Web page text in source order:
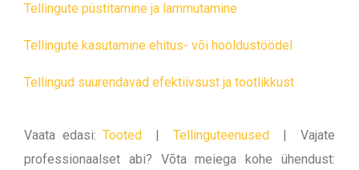
Tellingute püstitamine ja lammutamine
Tellingute kasutamine ehitus- või hooldustöödel
Tellingud suurendavad efektiivsust ja tootlikkust
Vaata edasi: Tooted | Tellinguteenused | Vajate
professionaalset abi? Võta meiega kohe ühendust: